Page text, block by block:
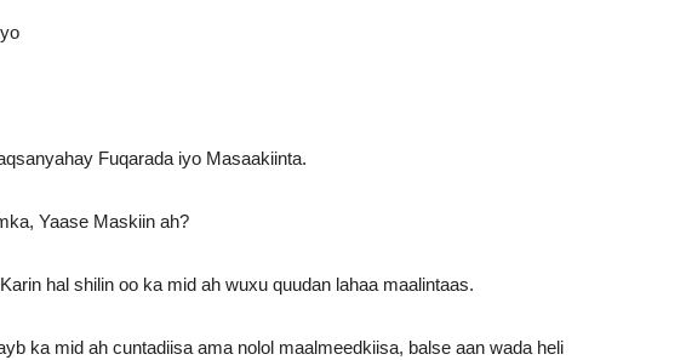
Fuqarada iyo Masaakiinta.
Yaase Maskiin ah?
hal shilin oo ka mid ah wuxu quudan lahaa maalintaas.
ka mid ah cuntadiisa ama nolol maalmeedkiisa, balse aan wada heli